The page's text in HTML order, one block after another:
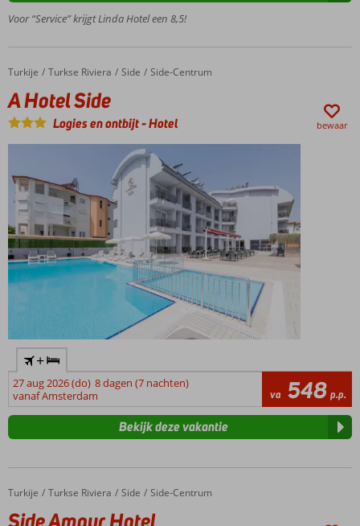
waterglijbanen
het relaxbad
Entertainmentactiviteiten
voor jong en oud
Verblijf met
het hele
comfortabele
familiekamer
Voor “Service” krijgt Linda Hotel een 8,5!
Home
Turkije Turkse Riviera Side Side-Centrum
A Hotel Side
A Hotel Side
Logies en ontbijt-Hotel bewaar
+
27 aug 2026 (do) 8 dagen (7 nachten)
vanaf Amsterdam
va 548 p.p.
Bekijk deze vakantie
Home
Turkije Turkse Riviera Side Side-Centrum
Side Amour Hotel